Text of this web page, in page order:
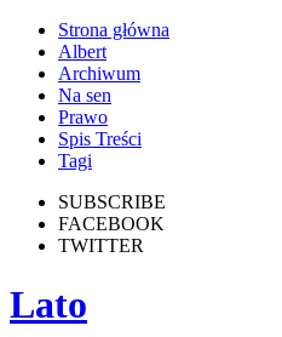
Strona główna
Albert
Archiwum
Na sen
Prawo
Spis Treści
Tagi
SUBSCRIBE
FACEBOOK
TWITTER
Lato